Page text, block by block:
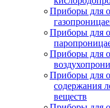
Приборы для
Приборы для
Приборы для
Приборы для
содержания
веществ